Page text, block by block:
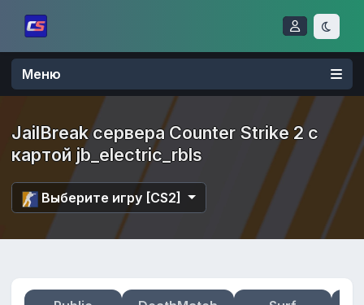
Меню
JailBreak сервера Counter Strike 2 с
картой jb_electric_rbls
Выберите игру [CS2]